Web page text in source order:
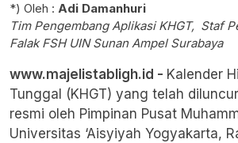
*) Oleh : Adi Damanhuri
Tim Pengembang Aplikasi KHGT, Staf
Falak FSH UIN Sunan Ampel Surabaya
www.majelistabligh.id - Kalender
Tunggal (KHGT) yang telah
resmi oleh Pimpinan Pusat
Universitas ‘Aisyiyah Yogyakarta,